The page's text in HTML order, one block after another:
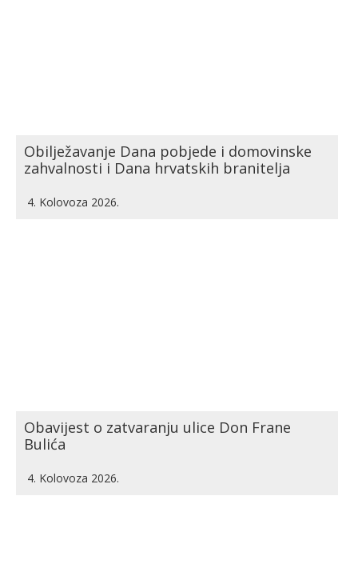
Obilježavanje Dana pobjede i domovinske
zahvalnosti i Dana hrvatskih branitelja
4. Kolovoza 2026.
Obavijest o zatvaranju ulice Don Frane
Bulića
4. Kolovoza 2026.